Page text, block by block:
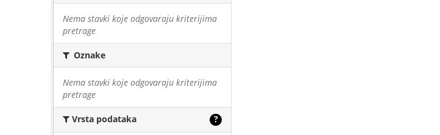
Nema stavki koje odgovaraju kriterijima
pretrage
Oznake
Nema stavki koje odgovaraju kriterijima
pretrage
Vrsta podataka ?